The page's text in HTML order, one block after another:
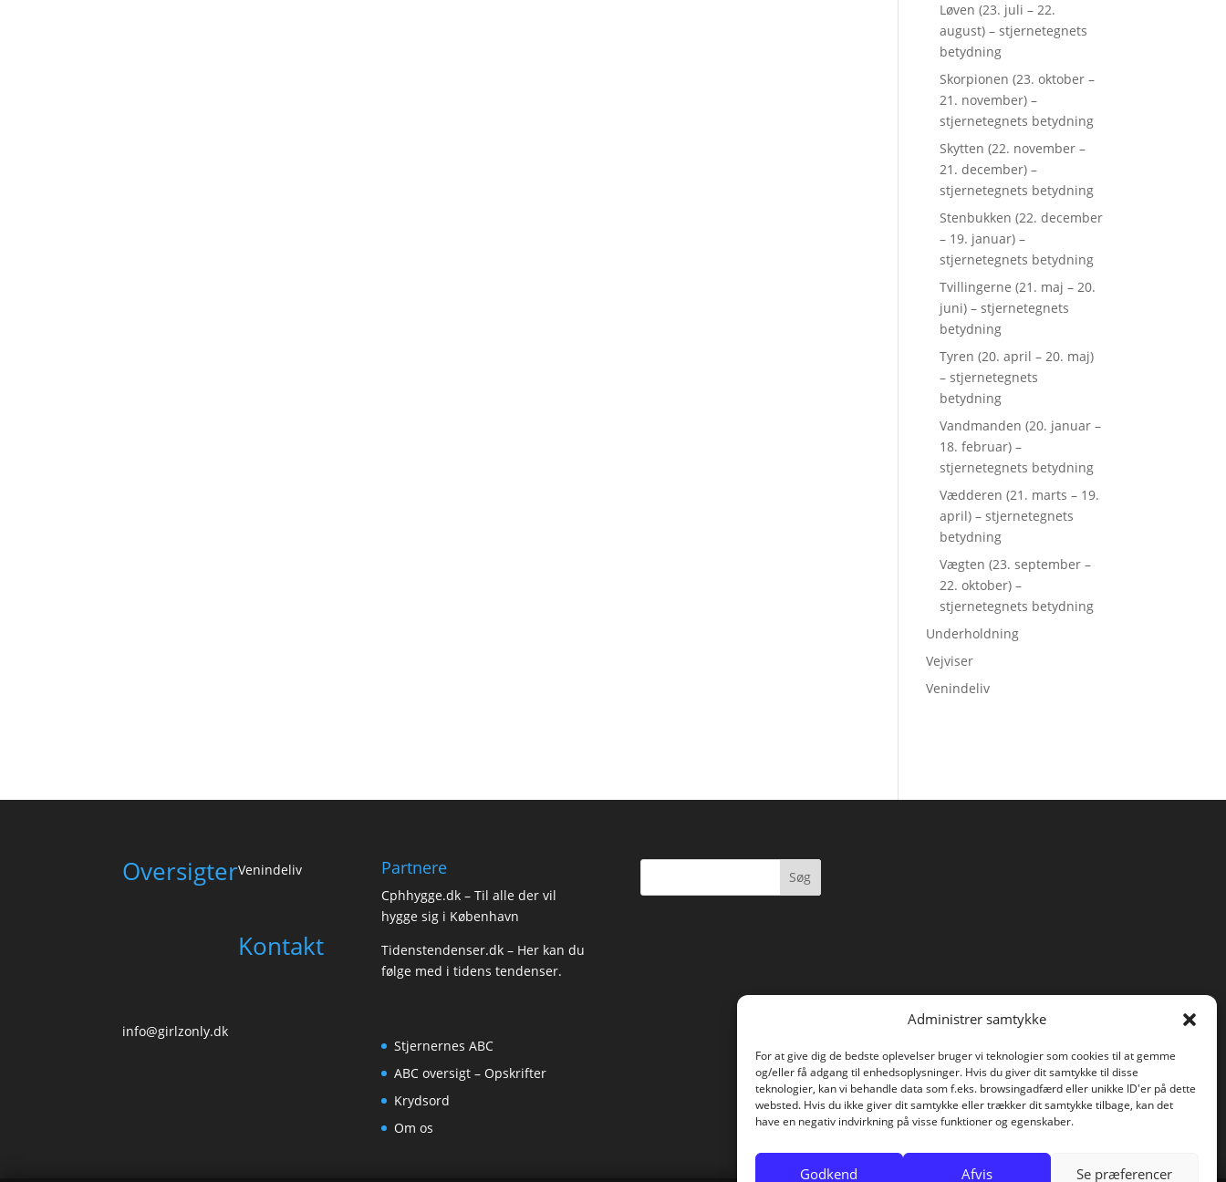
Administrer samtykke
For at give dig de bedste oplevelser bruger vi teknologier som cookies til at gemme
og/eller få adgang til enhedsoplysninger. Hvis du giver dit samtykke til disse
teknologier, kan vi behandle data som f.eks. browsingadfærd eller unikke ID'er på dette
websted. Hvis du ikke giver dit samtykke eller trækker dit samtykke tilbage, kan det
have en negativ indvirkning på visse funktioner og egenskaber.
Godkend Afvis Se præferencer
Løven (23. juli – 22.
august) – stjernetegnets
betydning
Skorpionen (23. oktober –
21. november) –
stjernetegnets betydning
Skytten (22. november –
21. december) –
stjernetegnets betydning
Stenbukken (22. december
– 19. januar) –
stjernetegnets betydning
Tvillingerne (21. maj – 20.
juni) – stjernetegnets
betydning
Tyren (20. april – 20. maj)
– stjernetegnets
betydning
Vandmanden (20. januar –
18. februar) –
stjernetegnets betydning
Vædderen (21. marts – 19.
april) – stjernetegnets
betydning
Vægten (23. september –
22. oktober) –
stjernetegnets betydning
Underholdning
Vejviser
Venindeliv
OversigterVenindeliv
Kontakt
info@girlzonly.dk
Partnere
Cphhygge.dk– Til alle der vil
hygge sig i København
Tidenstendenser.dk– Her kan du
følge med i tidens tendenser.
Stjernernes ABC
ABC oversigt – Opskrifter
Krydsord
Om os